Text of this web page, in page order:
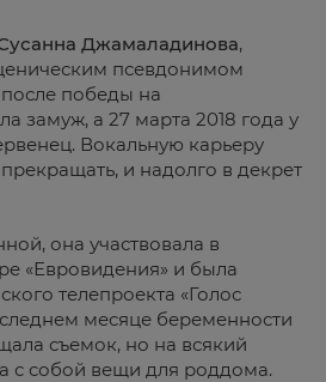
Джамаладинова,
псевдонимом
после победы на
замуж, а 27 марта 2018 года у
Вокальную карьеру
и надолго в декрет
она участвовала в
«Евровидения» и была
телепроекта «Голос
месяце беременности
съемок, но на всякий
с собой вещи для роддома.